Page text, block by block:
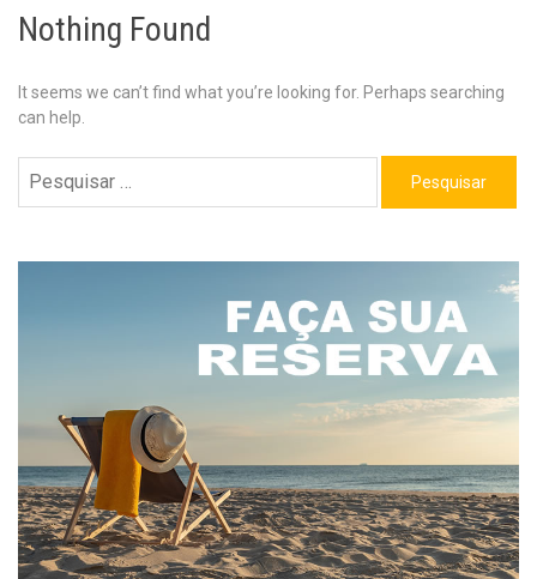
Nothing Found
It seems we can’t find what you’re looking for. Perhaps searching
can help.
por: